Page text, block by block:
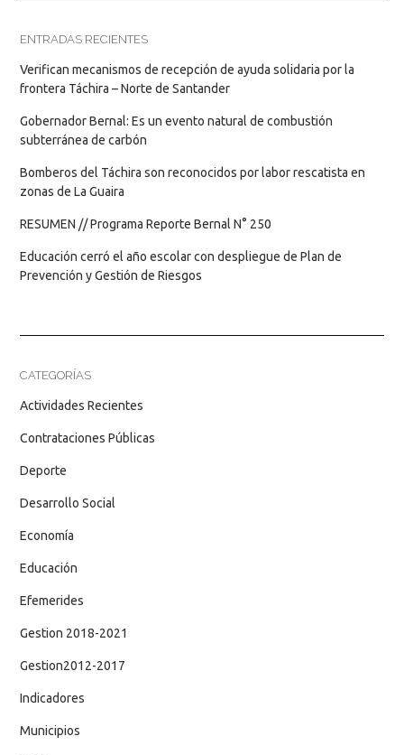
ENTRADAS RECIENTES
Verifican mecanismos de recepción de ayuda solidaria por la
frontera Táchira – Norte de Santander
Gobernador Bernal: Es un evento natural de combustión
subterránea de carbón
Bomberos del Táchira son reconocidos por labor rescatista en
zonas de La Guaira
RESUMEN // Programa Reporte Bernal N° 250
Educación cerró el año escolar con despliegue de Plan de
Prevención y Gestión de Riesgos
CATEGORÍAS
Actividades Recientes
Contrataciones Públicas
Deporte
Desarrollo Social
Economía
Educación
Efemerides
Gestion 2018-2021
Gestion2012-2017
Indicadores
Municipios